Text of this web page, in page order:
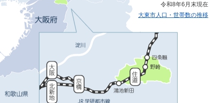
令和8年6月末現在
大東市人口・世帯数の推移